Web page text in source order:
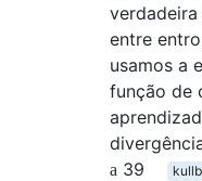
entre
usamos a
função de
39